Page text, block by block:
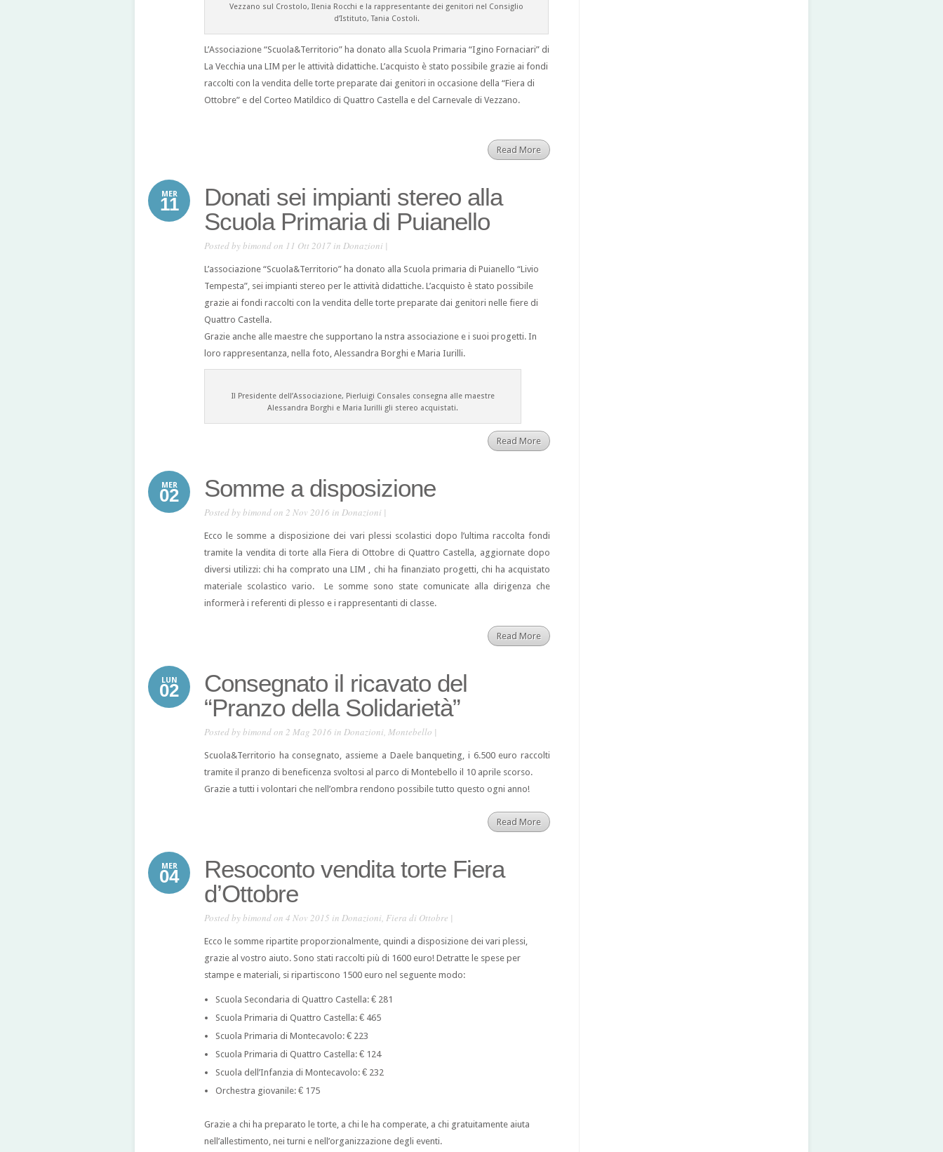
Vezzano sul Crostolo, Ilenia Rocchi e la rappresentante dei genitori nel Consiglio
d’Istituto, Tania Costoli.
L’Associazione “Scuola&Territorio” ha donato alla Scuola Primaria “Igino Fornaciari” di
La Vecchia una LIM per le attività didattiche. L’acquisto è stato possibile grazie ai fondi
raccolti con la vendita delle torte preparate dai genitori in occasione della “Fiera di
Ottobre” e del Corteo Matildico di Quattro Castella e del Carnevale di Vezzano.
Read More
MER
11
Donati sei impianti stereo alla
Scuola Primaria di Puianello
Posted bybimondon 11 Ott 2017 in Donazioni |
L’associazione “Scuola&Territorio” ha donato alla Scuola primaria di Puianello “Livio
Tempesta”, sei impianti stereo per le attività didattiche. L’acquisto è stato possibile
grazie ai fondi raccolti con la vendita delle torte preparate dai genitori nelle fiere di
Quattro Castella.
Grazie anche alle maestre che supportano la nstra associazione e i suoi progetti. In
loro rappresentanza, nella foto, Alessandra Borghi e Maria Iurilli.
Il Presidente dell’Associazione, Pierluigi Consales consegna alle maestre
Alessandra Borghi e Maria Iurilli gli stereo acquistati.
Read More
MER
02 Somme a disposizione
Posted bybimondon 2 Nov 2016 in Donazioni |
Ecco le somme a disposizione dei vari plessi scolastici dopo l’ultima raccolta fondi
tramite la vendita di torte alla Fiera di Ottobre di Quattro Castella, aggiornate dopo
diversi utilizzi: chi ha comprato una LIM , chi ha finanziato progetti, chi ha acquistato
materiale scolastico vario. Le somme sono state comunicate alla dirigenza che
informerà i referenti di plesso e i rappresentanti di classe.
Read More
LUN
02
Consegnato il ricavato del
“Pranzo della Solidarietà”
Posted bybimondon 2 Mag 2016 in Donazioni, Montebello |
Scuola&Territorio ha consegnato, assieme a Daele banqueting, i 6.500 euro raccolti
tramite il pranzo di beneficenza svoltosi al parco di Montebello il 10 aprile scorso.
Grazie a tutti i volontari che nell’ombra rendono possibile tutto questo ogni anno!
Read More
MER
04
Resoconto vendita torte Fiera
d’Ottobre
Posted bybimondon 4 Nov 2015 in Donazioni, Fiera di Ottobre |
Ecco le somme ripartite proporzionalmente, quindi a disposizione dei vari plessi,
grazie al vostro aiuto. Sono stati raccolti più di 1600 euro! Detratte le spese per
stampe e materiali, si ripartiscono 1500 euro nel seguente modo:
Scuola Secondaria di Quattro Castella: € 281
Scuola Primaria di Quattro Castella: € 465
Scuola Primaria di Montecavolo: € 223
Scuola Primaria di Quattro Castella: € 124
Scuola dell’Infanzia di Montecavolo: € 232
Orchestra giovanile: € 175
Grazie a chi ha preparato le torte, a chi le ha comperate, a chi gratuitamente aiuta
nell’allestimento, nei turni e nell’organizzazione degli eventi.